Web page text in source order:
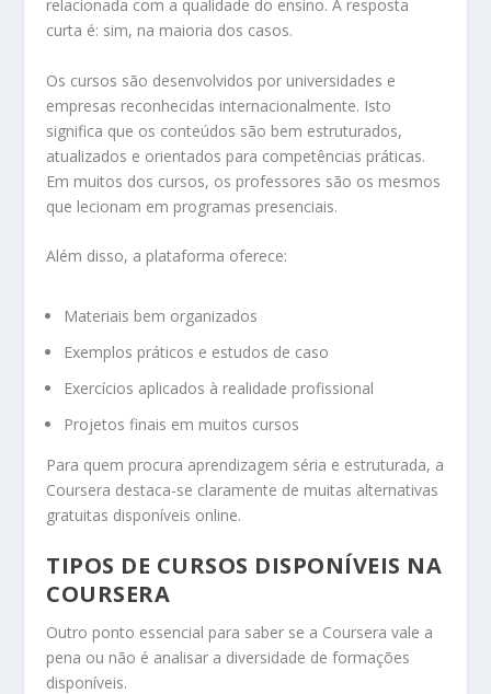
relacionada com a qualidade do ensino. A resposta
curta é: sim, na maioria dos casos.
Os cursos são desenvolvidos por universidades e
empresas reconhecidas internacionalmente. Isto
significa que os conteúdos são bem estruturados,
atualizados e orientados para competências práticas.
Em muitos dos cursos, os professores são os mesmos
que lecionam em programas presenciais.
Além disso, a plataforma oferece:
Materiais bem organizados
Exemplos práticos e estudos de caso
Exercícios aplicados à realidade profissional
Projetos finais em muitos cursos
Para quem procura aprendizagem séria e estruturada, a
Coursera destaca-se claramente de muitas alternativas
gratuitas disponíveis online.
TIPOS DE CURSOS DISPONÍVEIS NA
COURSERA
Outro ponto essencial para saber se a Coursera vale a
pena ou não é analisar a diversidade de formações
disponíveis.